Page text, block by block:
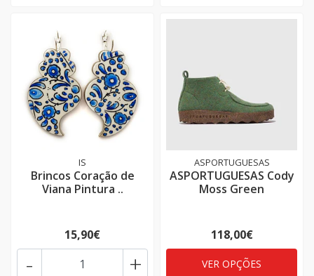
IS
Brincos Coração de
Viana Pintura ..
15,90€
+
-
ASPORTUGUESAS
ASPORTUGUESAS Cody
Moss Green
118,00€
VER OPÇÕES